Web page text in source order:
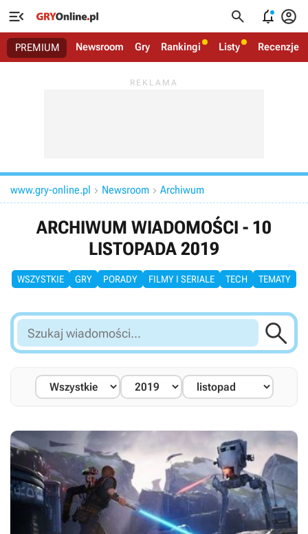
   
PREMIUM Newsroom Gry Rankingi Listy Recenzje
www.gry-online.pl  Newsroom  Archiwum
ARCHIWUM WIADOMOŚCI - 10
LISTOPADA 2019
WSZYSTKIE GRY PORADY FILMY I SERIALE TECH TEMATY
Szukaj
wiadomości...
